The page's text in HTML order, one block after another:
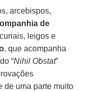
arcebispos,
de
leigos e
, que acompanha
“Nihil Obstat”
de uma parte muito